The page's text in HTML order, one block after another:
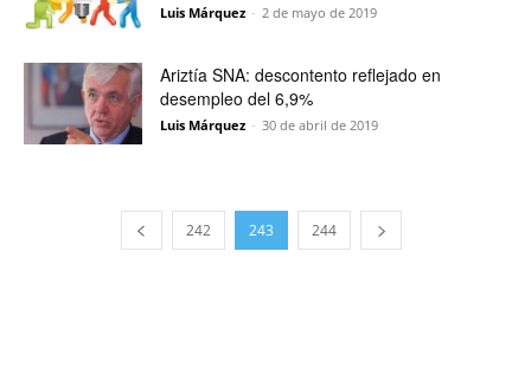
Luis Márquez - 2 de mayo de 2019
Ariztía SNA: descontento reflejado en
desempleo del 6,9%
Luis Márquez - 30 de abril de 2019
242 243 244